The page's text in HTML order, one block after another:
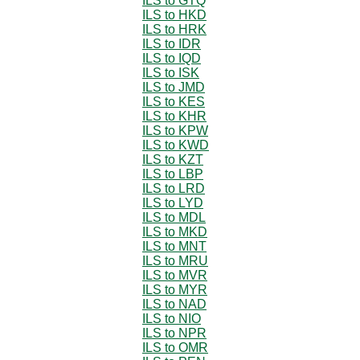
ILS to HKD
ILS to HRK
ILS to IDR
ILS to IQD
ILS to ISK
ILS to JMD
ILS to KES
ILS to KHR
ILS to KPW
ILS to KWD
ILS to KZT
ILS to LBP
ILS to LRD
ILS to LYD
ILS to MDL
ILS to MKD
ILS to MNT
ILS to MRU
ILS to MVR
ILS to MYR
ILS to NAD
ILS to NIO
ILS to NPR
ILS to OMR